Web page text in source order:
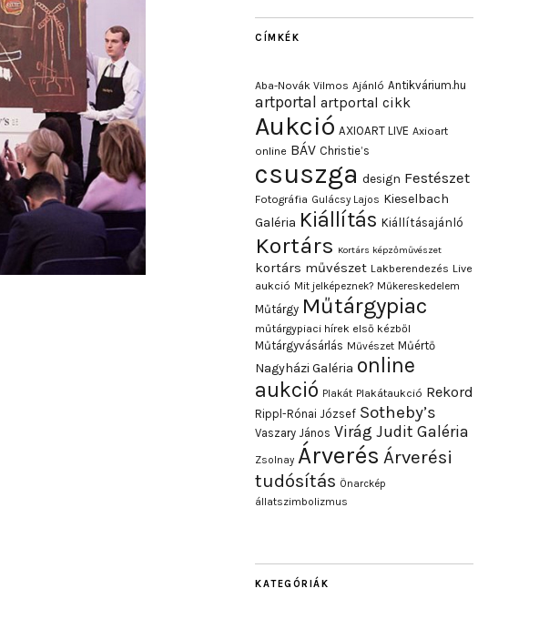
CÍMKÉK
Aba-Novák Vilmos Ajánló Antikvárium.hu
artportal artportal cikk
Aukció AXIOART LIVE Axioart
online BÁV Christie’s
csuszga design Festészet
Fotográfia Gulácsy Lajos Kieselbach
Galéria Kiállítás Kiállításajánló
Kortárs Kortárs képzőművészet
kortárs művészet Lakberendezés Live
aukció Mit jelképeznek? Műkereskedelem
Műtárgy Műtárgypiac
műtárgypiaci hírek első kézből
Műtárgyvásárlás Művészet Műértő
Nagyházi Galéria online
aukció Plakát Plakátaukció Rekord
Rippl-Rónai József Sotheby’s
Vaszary János Virág Judit Galéria
Zsolnay Árverés Árverési
tudósítás Önarckép
állatszimbolizmus
KATEGÓRIÁK